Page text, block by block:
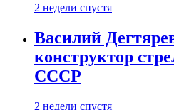
2 недели спустя
Василий
конструктор
СССР
2 недели спустя